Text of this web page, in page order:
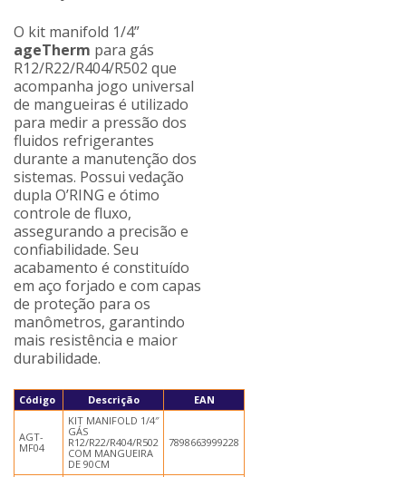
O kit manifold 1/4”
ageTherm para gás
R12/R22/R404/R502 que
acompanha jogo universal
de mangueiras é utilizado
para medir a pressão dos
fluidos refrigerantes
durante a manutenção dos
sistemas. Possui vedação
dupla O’RING e ótimo
controle de fluxo,
assegurando a precisão e
confiabilidade. Seu
acabamento é constituído
em aço forjado e com capas
de proteção para os
manômetros, garantindo
mais resistência e maior
durabilidade.
Código Descrição EAN
AGT-
MF04
KIT MANIFOLD 1/4″
GÁS
R12/R22/R404/R502
COM MANGUEIRA
DE 90CM
7898663999228